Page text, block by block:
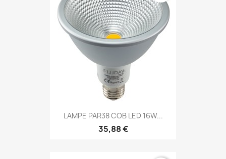
LAMPE PAR38 COB LED 16W...
35,88 €